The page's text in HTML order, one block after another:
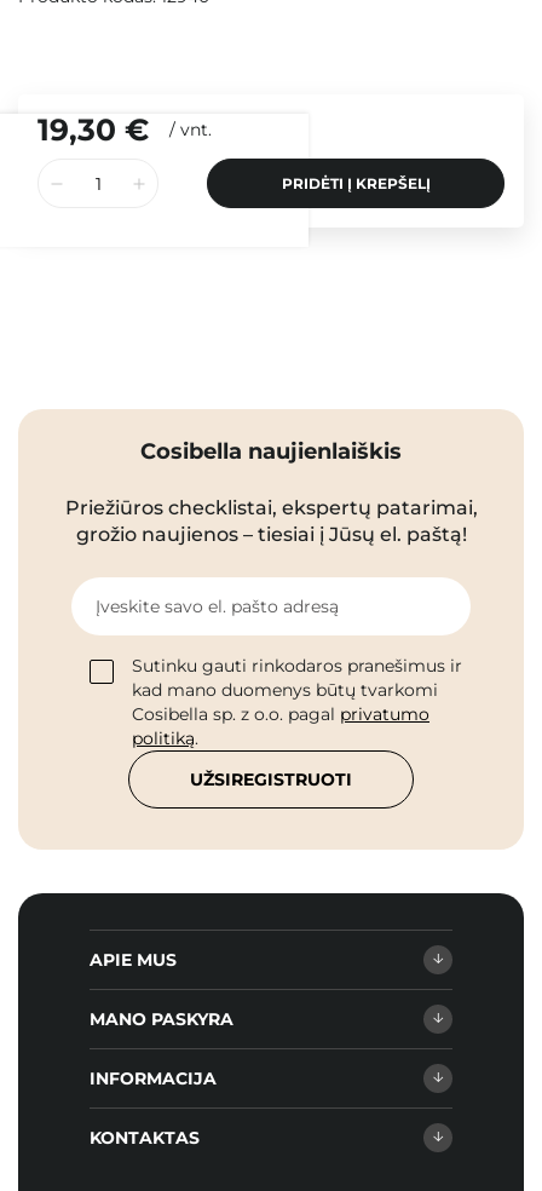
19,30 € / vnt.
PRIDĖTI Į KREPŠELĮ
Cosibella naujienlaiškis
Priežiūros checklistai, ekspertų patarimai,
grožio naujienos – tiesiai į Jūsų el. paštą!
Įveskite savo el. pašto adresą
Sutinku gauti rinkodaros pranešimus ir
kad mano duomenys būtų tvarkomi
Cosibella sp. z o.o. pagal privatumo
politiką.
UŽSIREGISTRUOTI
APIE MUS
MANO PASKYRA
INFORMACIJA
KONTAKTAS